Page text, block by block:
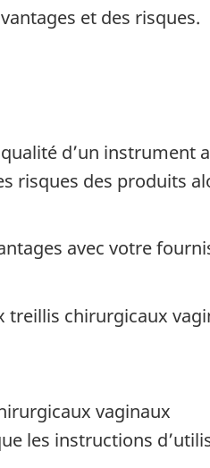
et des risques.
d’un instrument
risques des produits
avec votre
treillis chirurgicaux
vaginaux
les instructions